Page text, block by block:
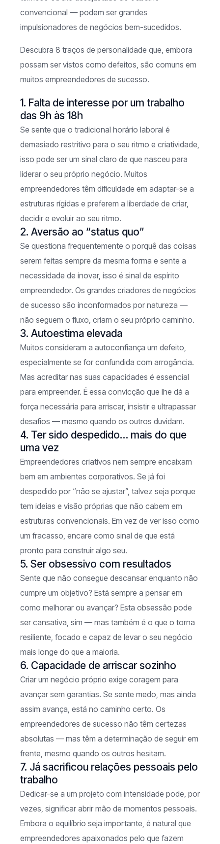
convencional — podem ser grandes
impulsionadores de negócios bem-sucedidos.
Descubra 8 traços de personalidade que, embora
possam ser vistos como defeitos, são comuns em
muitos empreendedores de sucesso.
1. Falta de interesse por um trabalho
das 9h às 18h
Se sente que o tradicional horário laboral é
demasiado restritivo para o seu ritmo e criatividade,
isso pode ser um sinal claro de que nasceu para
liderar o seu próprio negócio. Muitos
empreendedores têm dificuldade em adaptar-se a
estruturas rígidas e preferem a liberdade de criar,
decidir e evoluir ao seu ritmo.
2. Aversão ao “status quo”
Se questiona frequentemente o porquê das coisas
serem feitas sempre da mesma forma e sente a
necessidade de inovar, isso é sinal de espírito
empreendedor. Os grandes criadores de negócios
de sucesso são inconformados por natureza —
não seguem o fluxo, criam o seu próprio caminho.
3. Autoestima elevada
Muitos consideram a autoconfiança um defeito,
especialmente se for confundida com arrogância.
Mas acreditar nas suas capacidades é essencial
para empreender. É essa convicção que lhe dá a
força necessária para arriscar, insistir e ultrapassar
desafios — mesmo quando os outros duvidam.
4. Ter sido despedido… mais do que
uma vez
Empreendedores criativos nem sempre encaixam
bem em ambientes corporativos. Se já foi
despedido por “não se ajustar”, talvez seja porque
tem ideias e visão próprias que não cabem em
estruturas convencionais. Em vez de ver isso como
um fracasso, encare como sinal de que está
pronto para construir algo seu.
5. Ser obsessivo com resultados
Sente que não consegue descansar enquanto não
cumpre um objetivo? Está sempre a pensar em
como melhorar ou avançar? Esta obsessão pode
ser cansativa, sim — mas também é o que o torna
resiliente, focado e capaz de levar o seu negócio
mais longe do que a maioria.
6. Capacidade de arriscar sozinho
Criar um negócio próprio exige coragem para
avançar sem garantias. Se sente medo, mas ainda
assim avança, está no caminho certo. Os
empreendedores de sucesso não têm certezas
absolutas — mas têm a determinação de seguir em
frente, mesmo quando os outros hesitam.
7. Já sacrificou relações pessoais pelo
trabalho
Dedicar-se a um projeto com intensidade pode, por
vezes, significar abrir mão de momentos pessoais.
Embora o equilíbrio seja importante, é natural que
empreendedores apaixonados pelo que fazem